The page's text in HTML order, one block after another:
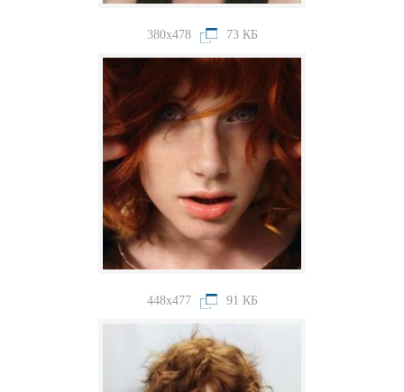
380x478 73 КБ
448x477 91 КБ